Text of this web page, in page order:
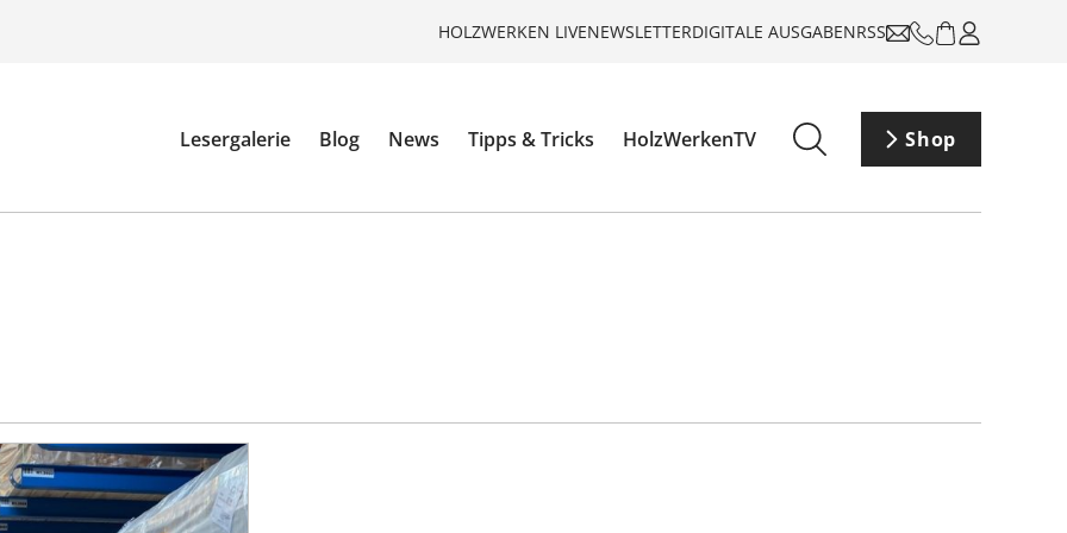
HOLZWERKEN LIVENEWSLETTERDIGITALE AUSGABENRSS
Lesergalerie Blog News Tipps & Tricks HolzWerkenTV Shop